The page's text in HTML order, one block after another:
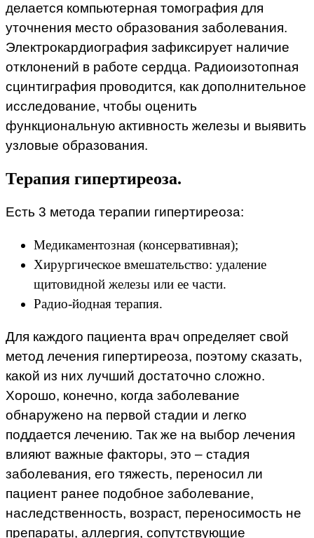
делается компьютерная томография для
уточнения место образования заболевания.
Электрокардиография зафиксирует наличие
отклонений в работе сердца. Радиоизотопная
сцинтиграфия проводится, как дополнительное
исследование, чтобы оценить
функциональную активность железы и выявить
узловые образования.
Терапия гипертиреоза.
Есть 3 метода терапии гипертиреоза:
Медикаментозная (консервативная);
Хирургическое вмешательство: удаление
щитовидной железы или ее части.
Радио-йодная терапия.
Для каждого пациента врач определяет свой
метод лечения гипертиреоза, поэтому сказать,
какой из них лучший достаточно сложно.
Хорошо, конечно, когда заболевание
обнаружено на первой стадии и легко
поддается лечению. Так же на выбор лечения
влияют важные факторы, это – стадия
заболевания, его тяжесть, переносил ли
пациент ранее подобное заболевание,
наследственность, возраст, переносимость не
препараты, аллергия, сопутствующие